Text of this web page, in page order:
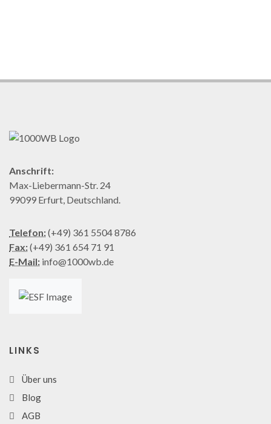
Anschrift:
Max-Liebermann-Str. 24
99099 Erfurt, Deutschland.
Telefon:(+49) 361 5504 8786
Fax:(+49) 361 654 71 91
E-Mail: info@1000wb.de
LINKS
Über uns
Blog
AGB